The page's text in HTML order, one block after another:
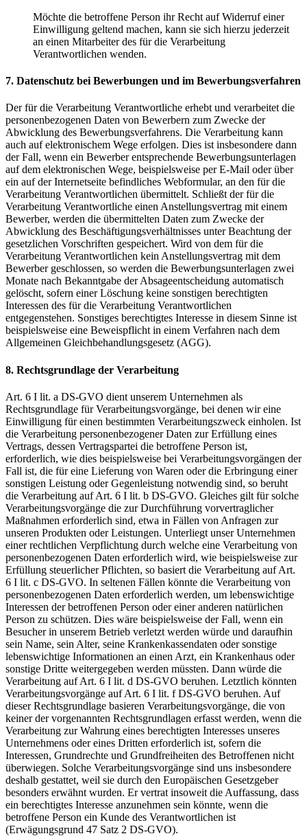
Möchte die betroffene Person ihr Recht auf Widerruf einer
Einwilligung geltend machen, kann sie sich hierzu jederzeit
an einen Mitarbeiter des für die Verarbeitung
Verantwortlichen wenden.
7. Datenschutz bei Bewerbungen und im Bewerbungsverfahren
Der für die Verarbeitung Verantwortliche erhebt und verarbeitet die
personenbezogenen Daten von Bewerbern zum Zwecke der
Abwicklung des Bewerbungsverfahrens. Die Verarbeitung kann
auch auf elektronischem Wege erfolgen. Dies ist insbesondere dann
der Fall, wenn ein Bewerber entsprechende Bewerbungsunterlagen
auf dem elektronischen Wege, beispielsweise per E-Mail oder über
ein auf der Internetseite befindliches Webformular, an den für die
Verarbeitung Verantwortlichen übermittelt. Schließt der für die
Verarbeitung Verantwortliche einen Anstellungsvertrag mit einem
Bewerber, werden die übermittelten Daten zum Zwecke der
Abwicklung des Beschäftigungsverhältnisses unter Beachtung der
gesetzlichen Vorschriften gespeichert. Wird von dem für die
Verarbeitung Verantwortlichen kein Anstellungsvertrag mit dem
Bewerber geschlossen, so werden die Bewerbungsunterlagen zwei
Monate nach Bekanntgabe der Absageentscheidung automatisch
gelöscht, sofern einer Löschung keine sonstigen berechtigten
Interessen des für die Verarbeitung Verantwortlichen
entgegenstehen. Sonstiges berechtigtes Interesse in diesem Sinne ist
beispielsweise eine Beweispflicht in einem Verfahren nach dem
Allgemeinen Gleichbehandlungsgesetz (AGG).
8. Rechtsgrundlage der Verarbeitung
Art. 6 I lit. a DS-GVO dient unserem Unternehmen als
Rechtsgrundlage für Verarbeitungsvorgänge, bei denen wir eine
Einwilligung für einen bestimmten Verarbeitungszweck einholen. Ist
die Verarbeitung personenbezogener Daten zur Erfüllung eines
Vertrags, dessen Vertragspartei die betroffene Person ist,
erforderlich, wie dies beispielsweise bei Verarbeitungsvorgängen der
Fall ist, die für eine Lieferung von Waren oder die Erbringung einer
sonstigen Leistung oder Gegenleistung notwendig sind, so beruht
die Verarbeitung auf Art. 6 I lit. b DS-GVO. Gleiches gilt für solche
Verarbeitungsvorgänge die zur Durchführung vorvertraglicher
Maßnahmen erforderlich sind, etwa in Fällen von Anfragen zur
unseren Produkten oder Leistungen. Unterliegt unser Unternehmen
einer rechtlichen Verpflichtung durch welche eine Verarbeitung von
personenbezogenen Daten erforderlich wird, wie beispielsweise zur
Erfüllung steuerlicher Pflichten, so basiert die Verarbeitung auf Art.
6 I lit. c DS-GVO. In seltenen Fällen könnte die Verarbeitung von
personenbezogenen Daten erforderlich werden, um lebenswichtige
Interessen der betroffenen Person oder einer anderen natürlichen
Person zu schützen. Dies wäre beispielsweise der Fall, wenn ein
Besucher in unserem Betrieb verletzt werden würde und daraufhin
sein Name, sein Alter, seine Krankenkassendaten oder sonstige
lebenswichtige Informationen an einen Arzt, ein Krankenhaus oder
sonstige Dritte weitergegeben werden müssten. Dann würde die
Verarbeitung auf Art. 6 I lit. d DS-GVO beruhen. Letztlich könnten
Verarbeitungsvorgänge auf Art. 6 I lit. f DS-GVO beruhen. Auf
dieser Rechtsgrundlage basieren Verarbeitungsvorgänge, die von
keiner der vorgenannten Rechtsgrundlagen erfasst werden, wenn die
Verarbeitung zur Wahrung eines berechtigten Interesses unseres
Unternehmens oder eines Dritten erforderlich ist, sofern die
Interessen, Grundrechte und Grundfreiheiten des Betroffenen nicht
überwiegen. Solche Verarbeitungsvorgänge sind uns insbesondere
deshalb gestattet, weil sie durch den Europäischen Gesetzgeber
besonders erwähnt wurden. Er vertrat insoweit die Auffassung, dass
ein berechtigtes Interesse anzunehmen sein könnte, wenn die
betroffene Person ein Kunde des Verantwortlichen ist
(Erwägungsgrund 47 Satz 2 DS-GVO).